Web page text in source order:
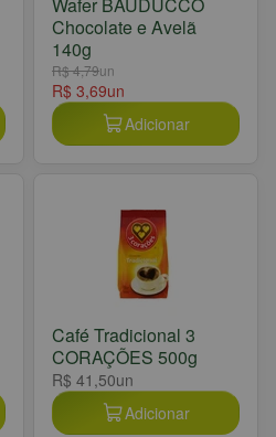
Chocolate e Avelã
140g
R$ 4,79un
R$ 3,69un
Adicionar
Café Tradicional 3
CORAÇÕES 500g
R$ 41,50un
Adicionar